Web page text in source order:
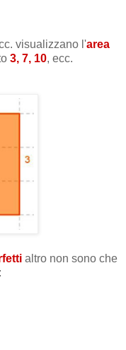
visualizzano l'area
3, 7, 10, ecc.
altro non sono che